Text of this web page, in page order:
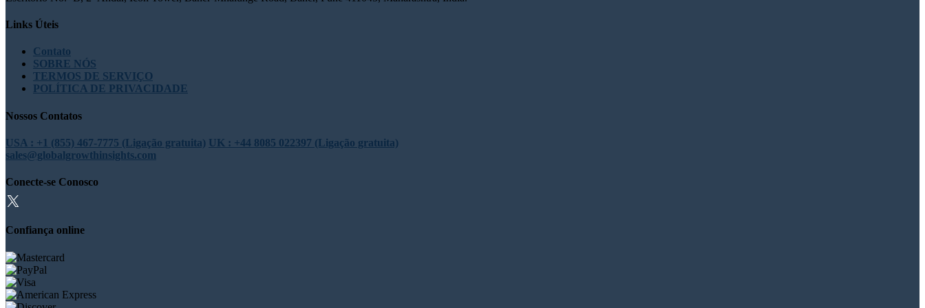
Links Úteis
Contato
SOBRE NÓS
TERMOS DE SERVIÇO
POLÍTICA DE PRIVACIDADE
Nossos Contatos
USA : +1 (855) 467-7775 (Ligação gratuita) UK : +44 8085 022397 (Ligação gratuita)
sales@globalgrowthinsights.com
Conecte-se Conosco
Confiança online